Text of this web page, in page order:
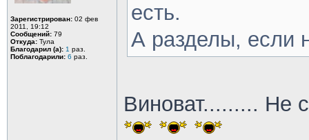
Зарегистрирован: 02 фев
2011, 19:12
Сообщений: 79
Откуда: Тула
Благодарил (а): 1 раз.
Поблагодарили: 6 раз.
есть.
А разделы, если
Виноват......... Не